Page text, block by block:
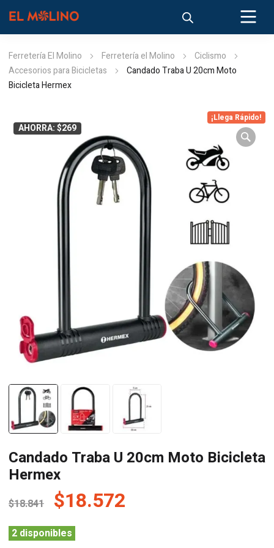
Ferretería El Molino Ferretería el Molino
Ciclismo
Accesorios para Bicicletas
Candado Traba U 20cm Moto
Bicicleta Hermex
AHORRA: $269
¡Llega Rápido!
Candado Traba U 20cm Moto Bicicleta
Hermex
$18.841 El
precio
original
$18.572
2 disponibles